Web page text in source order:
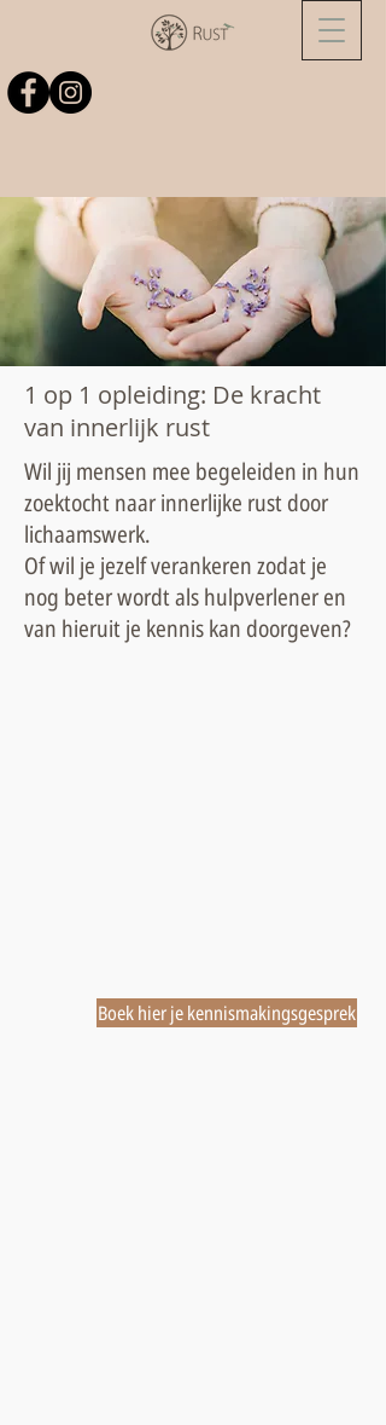
1 op 1 opleiding: De kracht
van innerlijk rust
Wil jij mensen mee begeleiden in hun
zoektocht naar innerlijke rust door
lichaamswerk.
Of wil je jezelf verankeren zodat je
nog beter wordt als hulpverlener en
van hieruit je kennis kan doorgeven?
Boek hier je kennismakingsgesprek